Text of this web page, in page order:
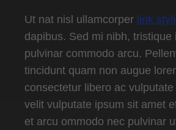
Ut nat nisl ullamcorper link
dapibus. Sed mi nibh, tristique
pulvinar commodo arcu.
tincidunt quam non augue
consectetur libero ac
velit vulputate ipsum sit amet
et arcu ommodo nec pulvinar